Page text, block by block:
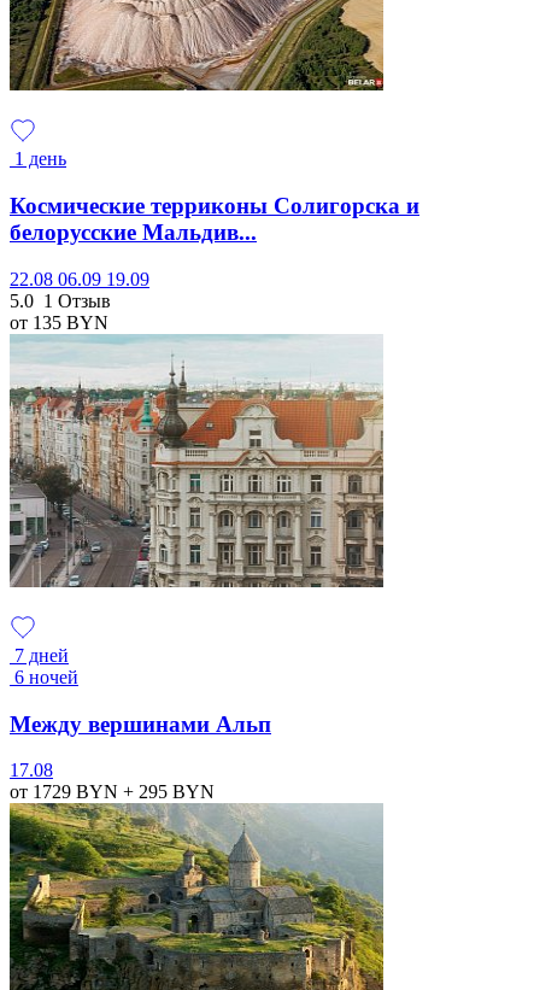
1 день
Космические терриконы Солигорска и
белорусские Мальдив...
22.08 06.09 19.09
5.0 1 Отзыв
от 135 BYN
7 дней
6 ночей
Между вершинами Альп
17.08
от 1729 BYN + 295 BYN